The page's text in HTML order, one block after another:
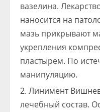
вазелина.
наносится на
мазь прикрывают
укрепления
пластырем. По
манипуляцию.
Линимент
лечебный состав.